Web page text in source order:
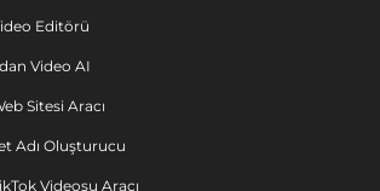
Editörü
Video AI
Sitesi Aracı
Adı Oluşturucu
Videosu Aracı